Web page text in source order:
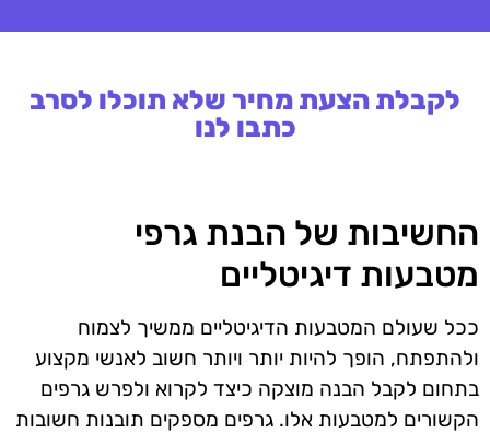
לקבלת הצעת מחיר שלא תוכלו לסרב
כתבו לנו
החשיבות של הבנת גרפי
מטבעות דיגיטליים
ככל שעולם המטבעות הדיגיטליים ממשיך לצמוח
ולהתפתח, הופך להיות יותר ויותר חשוב לאנשי מקצוע
בתחום לקבל הבנה מוצקה כיצד לקרוא ולפרש גרפים
הקשורים למטבעות אלו. גרפים מספקים תובנות חשובות